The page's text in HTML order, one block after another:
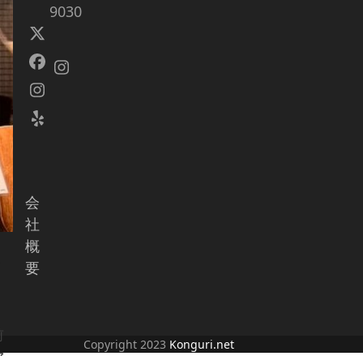
Twitter
(deprecated)
Facebook
Instagram
Yelp
9030
Instagram
会
社
概
要
Copyright 2023 Konguri.net